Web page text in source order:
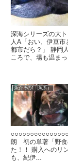
深海シリーズの大
人A「おい、伊豆
都市だら？」 静岡
ころで、場も温ま
魚介その1（魚系）
朗 初の単著「野食
た！！ 購入へのリ
も、紀伊...